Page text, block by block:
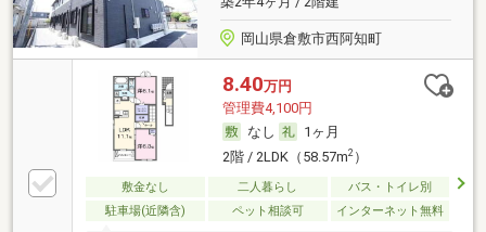
岡山県倉敷市西阿知町
8.40万円
管理費4,100円
なし
1ヶ月
2階 / 2LDK（58.57m2）
敷金なし 二人暮らし
バス・トイレ別
駐車場(近隣含)
ペット相談可 インターネット無料